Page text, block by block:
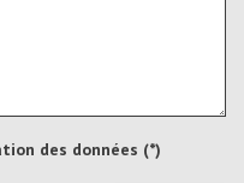
des données (*)